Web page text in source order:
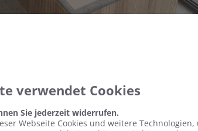
verwendet Cookies
Sie jederzeit widerrufen.
Webseite Cookies und weitere Technologien,